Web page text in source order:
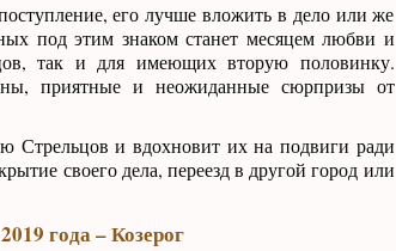
его лучше вложить в дело или же
под этим знаком станет месяцем любви и
так и для имеющих вторую половинку.
приятные и неожиданные сюрпризы от
Стрельцов и вдохновит их на подвиги ради
своего дела, переезд в другой город или
года – Козерог